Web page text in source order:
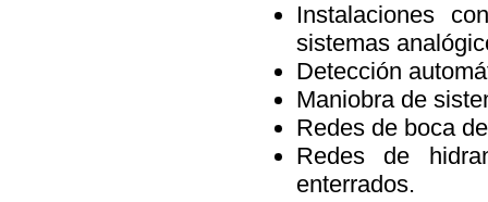
Instalaciones
sistemas
Detección
Maniobra de
Redes de boca
Redes de
enterrados.